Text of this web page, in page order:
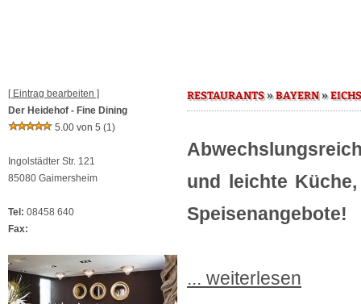
[ Eintrag bearbeiten ]
Der Heidehof - Fine Dining
5.00 von 5 (1)
Ingolstädter Str. 121
85080 Gaimersheim
Tel: 08458 640
Fax:
RESTAURANTS»BAYERN»
und leichte
Speisenangebote!
... weiterlesen